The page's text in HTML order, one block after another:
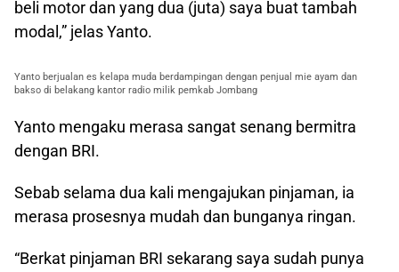
beli motor dan yang dua (juta) saya buat tambah
modal,” jelas Yanto.
Yanto berjualan es kelapa muda berdampingan dengan penjual mie ayam dan
bakso di belakang kantor radio milik pemkab Jombang
Yanto mengaku merasa sangat senang bermitra
dengan BRI.
Sebab selama dua kali mengajukan pinjaman, ia
merasa prosesnya mudah dan bunganya ringan.
“Berkat pinjaman BRI sekarang saya sudah punya